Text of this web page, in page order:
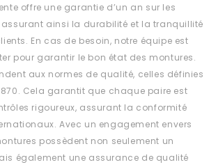
offre une garantie d’un an sur les
assurant ainsi la durabilité et la tranquillité
En cas de besoin, notre équipe est
pour garantir le bon état des montures.
aux normes de qualité, celles définies
Cela garantit que chaque paire est
rigoureux, assurant la conformité
Avec un engagement envers
possèdent non seulement un
également une assurance de qualité